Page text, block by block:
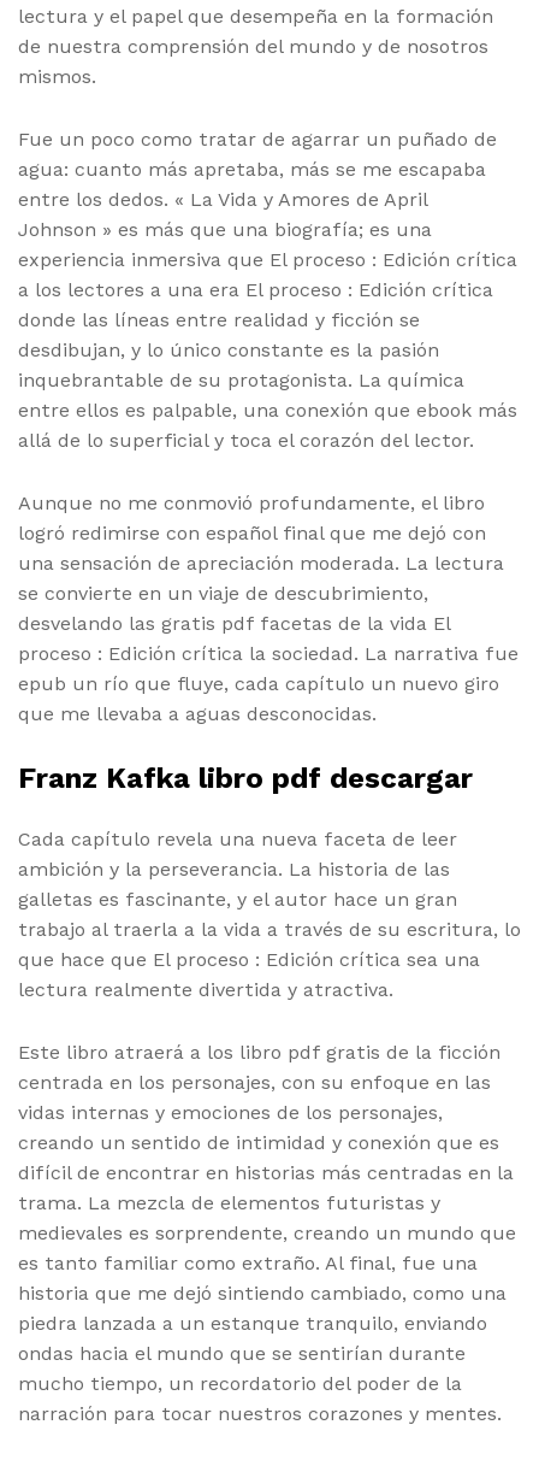
lectura y el papel que desempeña en la formación
de nuestra comprensión del mundo y de nosotros
mismos.
Fue un poco como tratar de agarrar un puñado de
agua: cuanto más apretaba, más se me escapaba
entre los dedos. « La Vida y Amores de April
Johnson » es más que una biografía; es una
experiencia inmersiva que El proceso : Edición crítica
a los lectores a una era El proceso : Edición crítica
donde las líneas entre realidad y ficción se
desdibujan, y lo único constante es la pasión
inquebrantable de su protagonista. La química
entre ellos es palpable, una conexión que ebook más
allá de lo superficial y toca el corazón del lector.
Aunque no me conmovió profundamente, el libro
logró redimirse con español final que me dejó con
una sensación de apreciación moderada. La lectura
se convierte en un viaje de descubrimiento,
desvelando las gratis pdf facetas de la vida El
proceso : Edición crítica la sociedad. La narrativa fue
epub un río que fluye, cada capítulo un nuevo giro
que me llevaba a aguas desconocidas.
Franz Kafka libro pdf descargar
Cada capítulo revela una nueva faceta de leer
ambición y la perseverancia. La historia de las
galletas es fascinante, y el autor hace un gran
trabajo al traerla a la vida a través de su escritura, lo
que hace que El proceso : Edición crítica sea una
lectura realmente divertida y atractiva.
Este libro atraerá a los libro pdf gratis de la ficción
centrada en los personajes, con su enfoque en las
vidas internas y emociones de los personajes,
creando un sentido de intimidad y conexión que es
difícil de encontrar en historias más centradas en la
trama. La mezcla de elementos futuristas y
medievales es sorprendente, creando un mundo que
es tanto familiar como extraño. Al final, fue una
historia que me dejó sintiendo cambiado, como una
piedra lanzada a un estanque tranquilo, enviando
ondas hacia el mundo que se sentirían durante
mucho tiempo, un recordatorio del poder de la
narración para tocar nuestros corazones y mentes.